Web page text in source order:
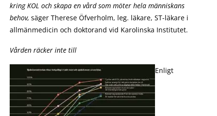
kring KOL och skapa en vård som möter hela människans
behov, säger Therese Öfverholm, leg. läkare, ST-läkare i
allmänmedicin och doktorand vid Karolinska Institutet.
Vården räcker inte till
Enligt